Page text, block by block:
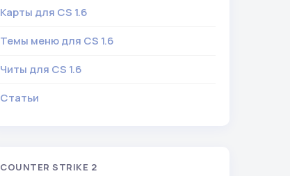
Карты для CS 1.6
Темы меню для CS 1.6
Читы для CS 1.6
Статьи
COUNTER STRIKE 2